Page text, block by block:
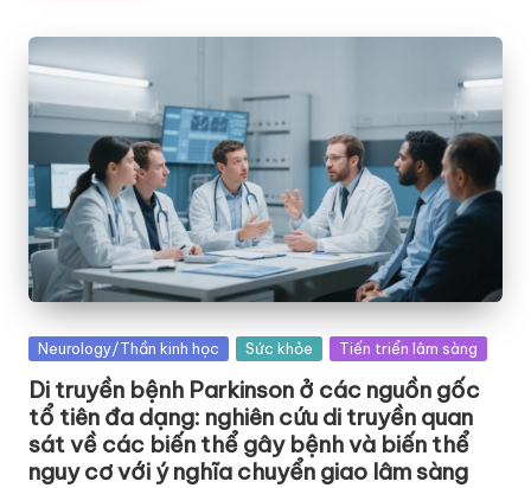
Posted
Neurology/Thần kinh học Sức khỏe Tiến triển lâm sàng
Di truyền bệnh Parkinson ở các nguồn gốc
tổ tiên đa dạng: nghiên cứu di truyền quan
sát về các biến thể gây bệnh và biến thể
nguy cơ với ý nghĩa chuyển giao lâm sàng